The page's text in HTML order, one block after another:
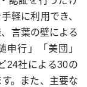
軽に利用でき、
言葉の壁による
申行」「美団」
24社による30の
。また、主要な